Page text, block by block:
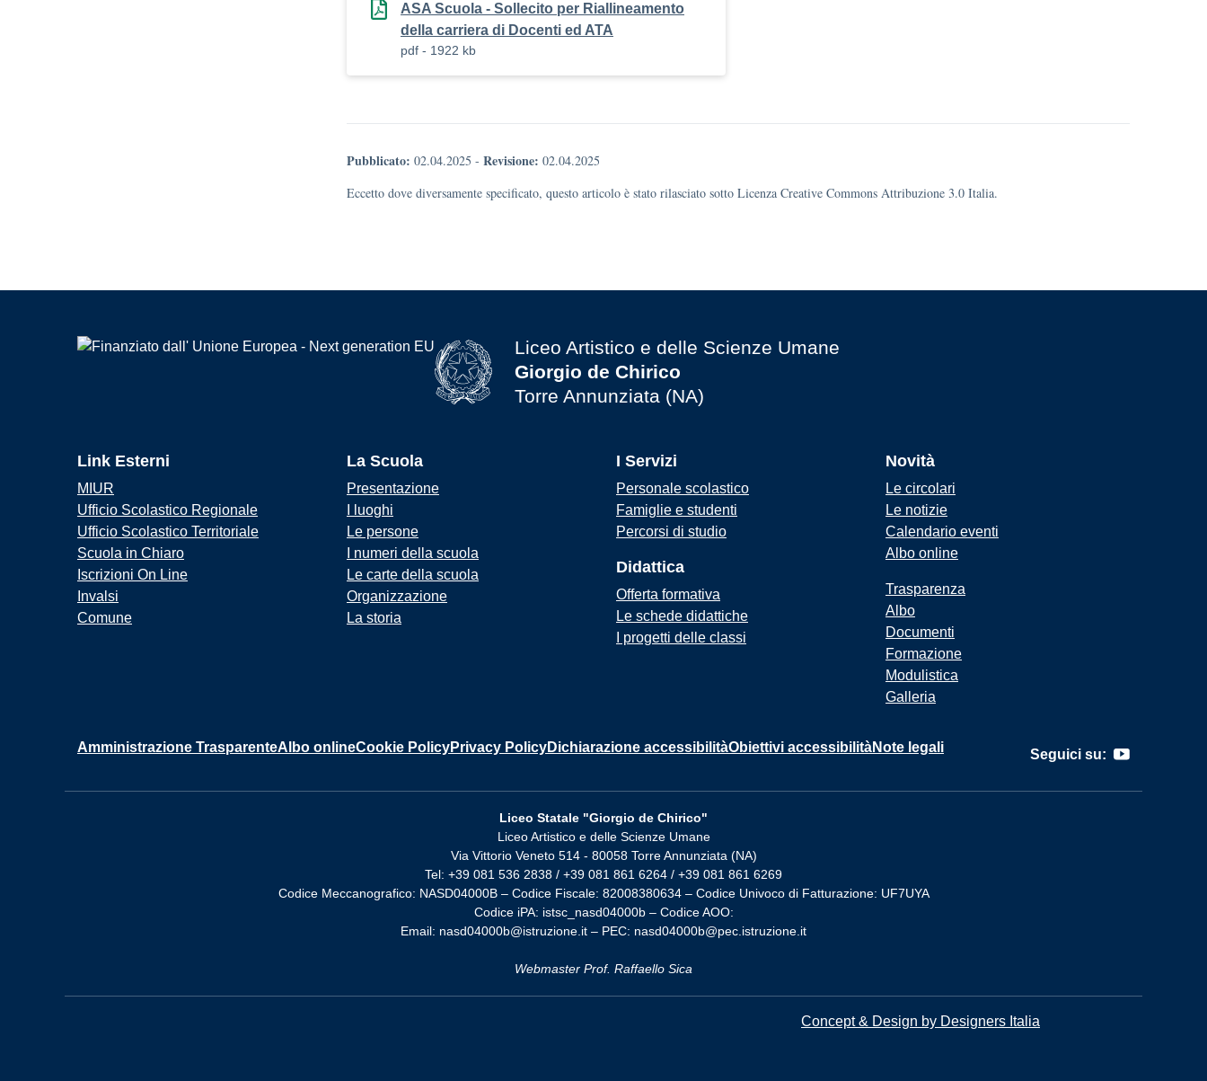
ASA Scuola - Sollecito per Riallineamento
della carriera di Docenti ed ATA
pdf - 1922 kb
Pubblicato: 02.04.2025 - Revisione: 02.04.2025
Eccetto dove diversamente specificato, questo articolo è stato rilasciato sotto Licenza Creative Commons Attribuzione 3.0 Italia.
Liceo Artistico e delle Scienze Umane
Giorgio de Chirico
Torre Annunziata (NA)
Link Esterni
MIUR
Ufficio Scolastico Regionale
Ufficio Scolastico Territoriale
Scuola in Chiaro
Iscrizioni On Line
Invalsi
Comune
La Scuola
Presentazione
I luoghi
Le persone
I numeri della scuola
Le carte della scuola
Organizzazione
La storia
I Servizi
Personale scolastico
Famiglie e studenti
Percorsi di studio
Didattica
Offerta formativa
Le schede didattiche
I progetti delle classi
Novità
Le circolari
Le notizie
Calendario eventi
Albo online
Trasparenza
Albo
Documenti
Formazione
Modulistica
Galleria
Amministrazione TrasparenteAlbo onlineCookie PolicyPrivacy PolicyDichiarazione accessibilitàObiettivi accessibilitàNote legali Seguici su:
Liceo Statale "Giorgio de Chirico"
Liceo Artistico e delle Scienze Umane
Via Vittorio Veneto 514 - 80058 Torre Annunziata (NA)
Tel: +39 081 536 2838 / +39 081 861 6264 / +39 081 861 6269
Codice Meccanografico: NASD04000B – Codice Fiscale: 82008380634 – Codice Univoco di Fatturazione: UF7UYA
Codice iPA: istsc_nasd04000b – Codice AOO:
Email: nasd04000b@istruzione.it – PEC: nasd04000b@pec.istruzione.it
Webmaster Prof. Raffaello Sica
Concept & Design by Designers Italia